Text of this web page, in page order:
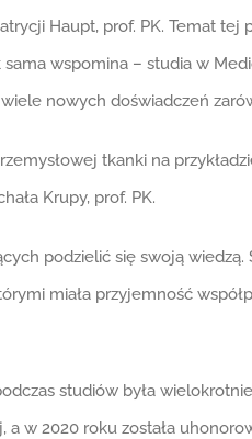
Haupt, prof. PK. Temat
wspomina – studia w
nowych doświadczeń
tkanki na
Krupy, prof. PK.
podzielić się swoją
miała przyjemność
studiów była
a w 2020 roku została